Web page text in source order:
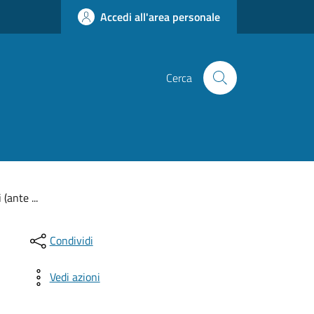
Accedi all'area personale
Cerca
...
Condividi
Vedi azioni